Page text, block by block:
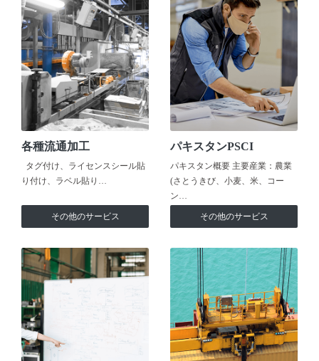
各種流通加工
タグ付け、ライセンスシール貼
り付け、ラベル貼り…
その他のサービス
パキスタンPSCI
パキスタン概要 主要産業：農業
(さとうきび、小麦、米、コー
ン…
その他のサービス